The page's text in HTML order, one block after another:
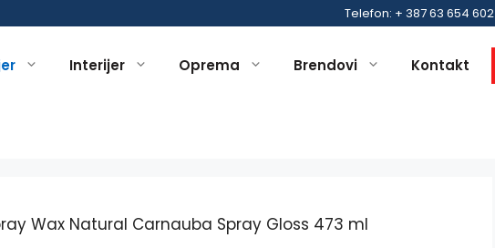
Telefon: + 387 63 654 602
Interijer Oprema Brendovi Kontakt
Wax Natural Carnauba Spray Gloss 473 ml